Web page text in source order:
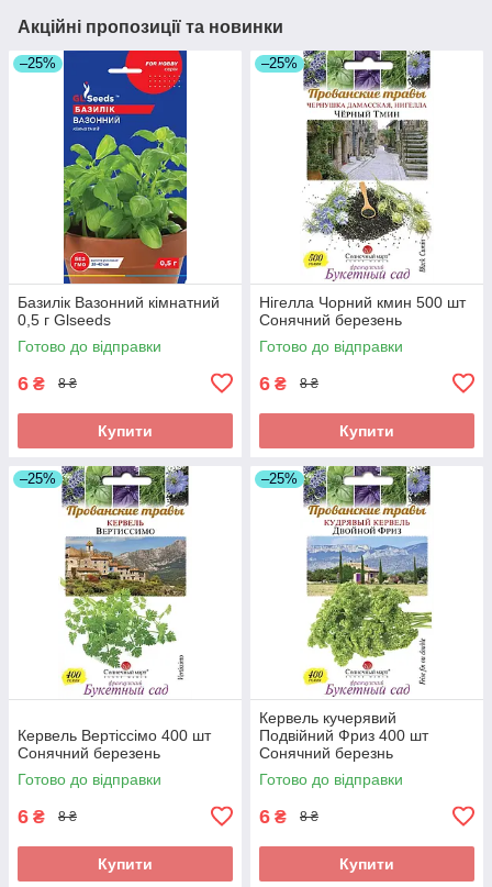
Акційні пропозиції та новинки
–25%
Базилік Вазонний кімнатний
0,5 г Glseeds
Готово до відправки
6 ₴ 8 ₴
Купити
–25%
Нігелла Чорний кмин 500 шт
Сонячний березень
Готово до відправки
6 ₴ 8 ₴
Купити
–25%
Кервель Вертіссімо 400 шт
Сонячний березень
Готово до відправки
6 ₴ 8 ₴
Купити
–25%
Кервель кучерявий
Подвійний Фриз 400 шт
Сонячний березнь
Готово до відправки
6 ₴ 8 ₴
Купити